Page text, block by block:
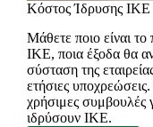
Κόστος Ίδρυσης ΙΚΕ
Μάθετε ποιο είναι
ΙΚΕ, ποια έξοδα θα
σύσταση της
ετήσιες
χρήσιμες συμβουλές
ιδρύσουν ΙΚΕ.